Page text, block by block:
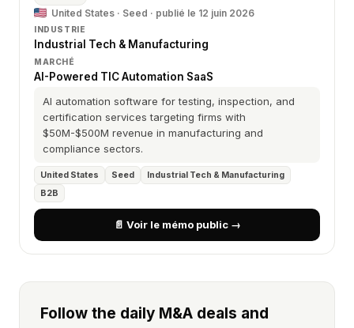
United States · Seed · publié le 12 juin 2026
INDUSTRIE
Industrial Tech & Manufacturing
MARCHÉ
AI-Powered TIC Automation SaaS
AI automation software for testing, inspection, and
certification services targeting firms with
$50M-$500M revenue in manufacturing and
compliance sectors.
United States Seed
Industrial Tech & Manufacturing
B2B
📄 Voir le mémo public →
Follow the daily M&A deals and